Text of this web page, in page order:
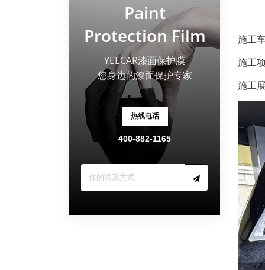
Paint
Protection Film
YEECAR漆面保护膜
您身边的漆面保护专家
热线电话
400-882-1165
施工
施工
施工